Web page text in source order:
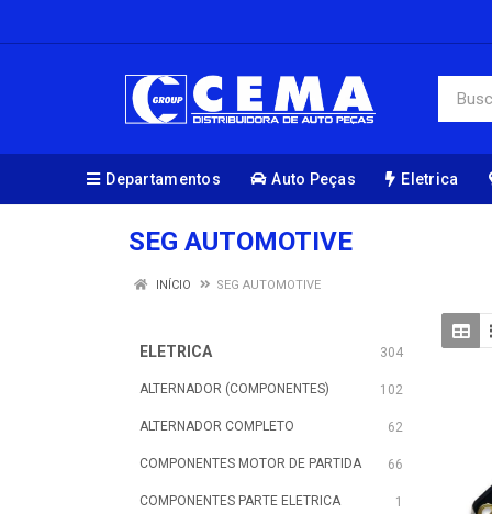
Departamentos Auto Peças Eletrica
SEG AUTOMOTIVE
INÍCIO SEG AUTOMOTIVE
ELETRICA 304
ALTERNADOR (COMPONENTES) 102
ALTERNADOR COMPLETO 62
COMPONENTES MOTOR DE PARTIDA 66
COMPONENTES PARTE ELETRICA 1